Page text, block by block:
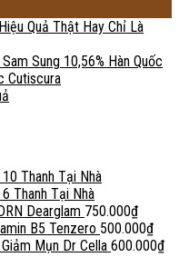
Quả Thật Hay Chỉ Là
Sung 10,56% Hàn Quốc
Cutiscura
Thanh Tại Nhà
Thanh Tại Nhà
Dearglam 750.000₫
B5 Tenzero 500.000₫
Mụn Dr Cella 600.000₫